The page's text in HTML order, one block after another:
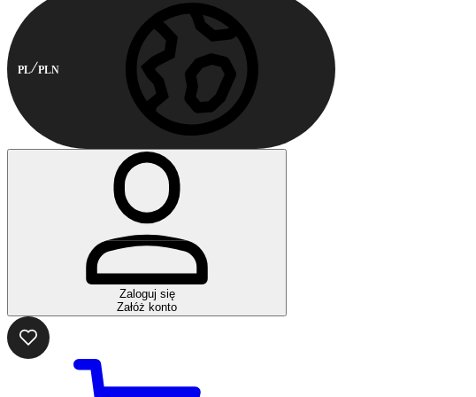
PL PLN
Zaloguj się
Załóż konto